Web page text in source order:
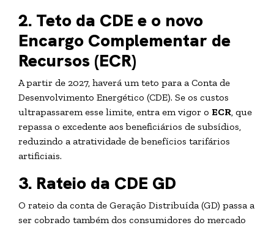
2. Teto da CDE e o novo
Encargo Complementar de
Recursos (ECR)
A partir de 2027, haverá um teto para a Conta de
Desenvolvimento Energético (CDE). Se os custos
ultrapassarem esse limite, entra em vigor o ECR, que
repassa o excedente aos beneficiários de subsídios,
reduzindo a atratividade de benefícios tarifários
artificiais.
3. Rateio da CDE GD
O rateio da conta de Geração Distribuída (GD) passa a
ser cobrado também dos consumidores do mercado